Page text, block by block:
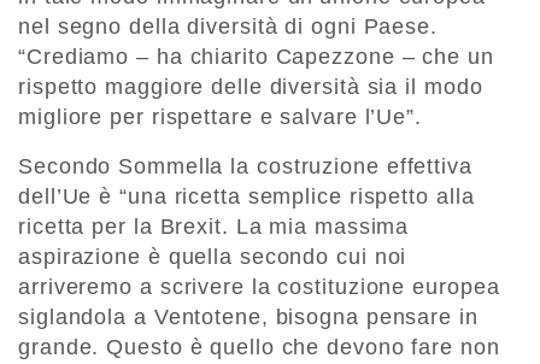
nel segno della diversità di ogni Paese.
“Crediamo – ha chiarito Capezzone – che un
rispetto maggiore delle diversità sia il modo
migliore per rispettare e salvare l’Ue”.
Secondo Sommella la costruzione effettiva
dell’Ue è “una ricetta semplice rispetto alla
ricetta per la Brexit. La mia massima
aspirazione è quella secondo cui noi
arriveremo a scrivere la costituzione europea
siglandola a Ventotene, bisogna pensare in
grande. Questo è quello che devono fare non